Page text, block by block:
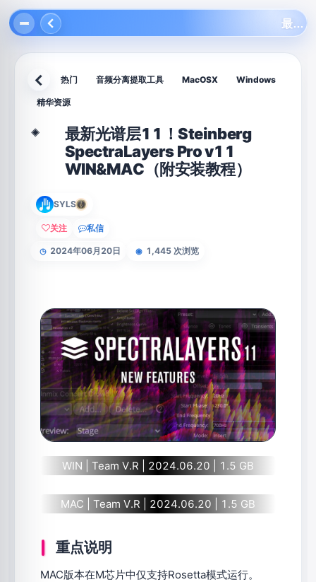
返回 热门 音频分离提取工具 MacOSX Windows
精华资源
◈
最新光谱层11！Steinberg
SpectraLayers Pro v11
WIN&MAC（附安装教程）
SYLS
关注 私信
◷ 2024年06月20日 ◉ 1,445 次浏览
WIN | Team V.R | 2024.06.20 | 1.5 GB
MAC | Team V.R | 2024.06.20 | 1.5 GB
重点说明
MAC版本在M芯片中仅支持Rosetta模式运行。
最新光谱层11！Steinberg SpectraLayers Pro v11 WIN&MAC（附安装教程）